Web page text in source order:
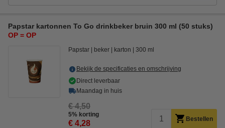
Papstar kartonnen To Go drinkbeker bruin 300 ml (50 stuks)
OP = OP
Papstar beker karton 300 ml
Bekijk de specificaties en omschrijving
Direct leverbaar
Maandag in huis
€ 4,50
5% korting
€ 4,28 Bestellen